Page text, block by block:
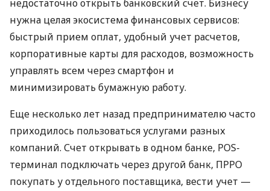
недостаточно открыть банковский счет. Бизнесу
нужна целая экосистема финансовых сервисов:
быстрый прием оплат, удобный учет расчетов,
корпоративные карты для расходов, возможность
управлять всем через смартфон и
минимизировать бумажную работу.
Еще несколько лет назад предпринимателю часто
приходилось пользоваться услугами разных
компаний. Счет открывать в одном банке, POS-
терминал подключать через другой банк, ПРРО
покупать у отдельного поставщика, вести учет —